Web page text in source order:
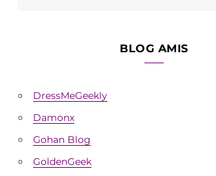
BLOG AMIS
DressMeGeekly
Damonx
Gohan Blog
GoldenGeek